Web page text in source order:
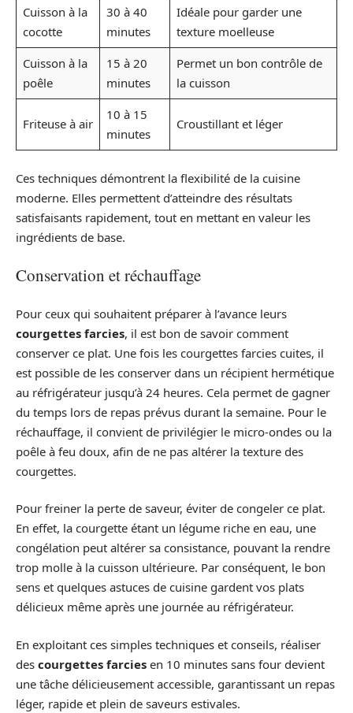
Cuisson à la
cocotte
30 à 40
minutes
Idéale pour garder une
texture moelleuse
Cuisson à la
poêle
15 à 20
minutes
Permet un bon contrôle de
la cuisson
Friteuse à air
10 à 15
minutes
Croustillant et léger
Ces techniques démontrent la flexibilité de la cuisine
moderne. Elles permettent d’atteindre des résultats
satisfaisants rapidement, tout en mettant en valeur les
ingrédients de base.
Conservation et réchauffage
Pour ceux qui souhaitent préparer à l’avance leurs
courgettes farcies, il est bon de savoir comment
conserver ce plat. Une fois les courgettes farcies cuites, il
est possible de les conserver dans un récipient hermétique
au réfrigérateur jusqu’à 24 heures. Cela permet de gagner
du temps lors de repas prévus durant la semaine. Pour le
réchauffage, il convient de privilégier le micro-ondes ou la
poêle à feu doux, afin de ne pas altérer la texture des
courgettes.
Pour freiner la perte de saveur, éviter de congeler ce plat.
En effet, la courgette étant un légume riche en eau, une
congélation peut altérer sa consistance, pouvant la rendre
trop molle à la cuisson ultérieure. Par conséquent, le bon
sens et quelques astuces de cuisine gardent vos plats
délicieux même après une journée au réfrigérateur.
En exploitant ces simples techniques et conseils, réaliser
des courgettes farcies en 10 minutes sans four devient
une tâche délicieusement accessible, garantissant un repas
léger, rapide et plein de saveurs estivales.